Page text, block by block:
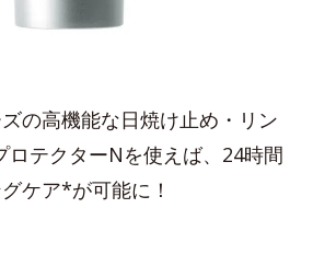
の高機能な日焼け止め・リン
ロテクターNを使えば、24時間
ケア*が可能に！